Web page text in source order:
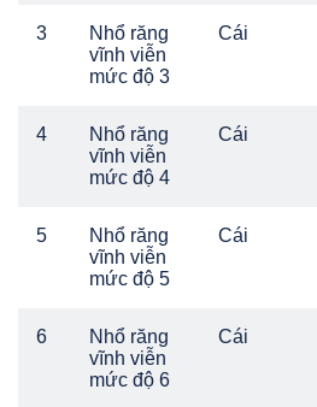
3
Nhổ răng
vĩnh viễn
mức độ 3
Cái
4
Nhổ răng
vĩnh viễn
mức độ 4
Cái
5
Nhổ răng
vĩnh viễn
mức độ 5
Cái
6
Nhổ răng
vĩnh viễn
mức độ 6
Cái